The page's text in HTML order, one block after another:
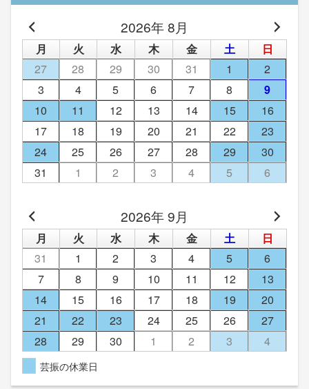
2026年 8月
月 火 水 木 金 土
日
27
28 29 30 31 1
2
3
4 5 6 7 8
9
10
11 12 13 14 15
16
17
18 19 20 21 22
23
24
25 26 27 28 29
30
31
1 2 3 4 5 6
2026年 9月
月 火 水 木 金 土
日
31
1 2 3 4 5
6
7
8 9 10 11 12
13
14
15 16 17 18 19
20
21
22 23 24 25 26
27
28
29 30 1 2 3 4
芸振の休業日